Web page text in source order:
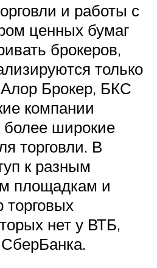
и работы с
ценных бумаг
брокеров,
только
Брокер, БКС
компании
более широкие
торговли. В
к разным
площадкам и
нет у ВТБ,